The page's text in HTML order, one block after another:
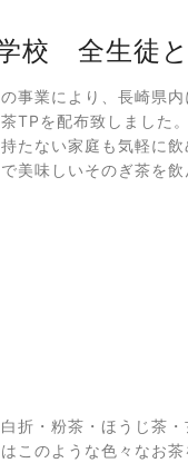
校 全生徒
事業により、長崎県
TPを配布致しました。
たない家庭も気軽に
美味しいそのぎ茶を飲
折・粉茶・ほうじ茶・
このような色々なお